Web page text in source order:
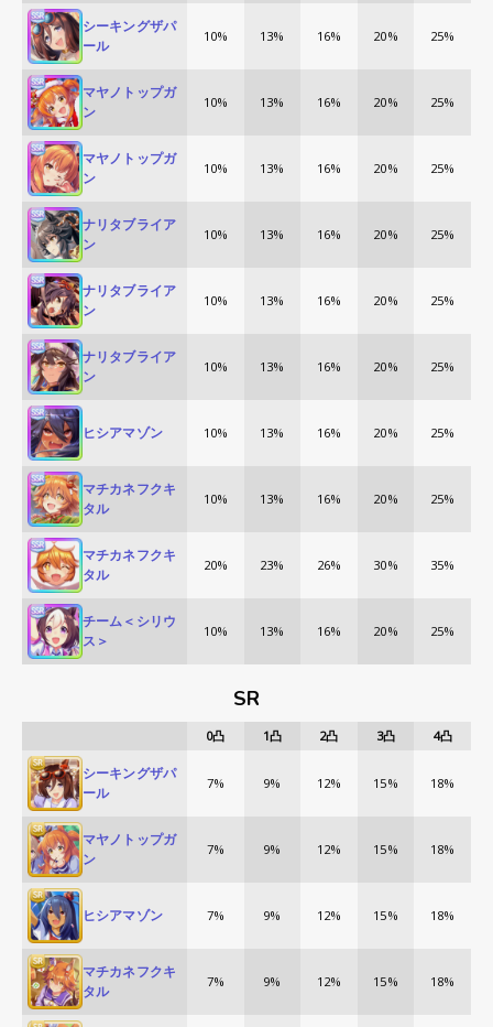
シーキングザパ
ール
10% 13% 16% 20% 25%
マヤノトップガ
ン
10% 13% 16% 20% 25%
マヤノトップガ
ン
10% 13% 16% 20% 25%
ナリタブライア
ン
10% 13% 16% 20% 25%
ナリタブライア
ン
10% 13% 16% 20% 25%
ナリタブライア
ン
10% 13% 16% 20% 25%
ヒシアマゾン 10% 13% 16% 20% 25%
マチカネフクキ
タル
10% 13% 16% 20% 25%
マチカネフクキ
タル
20% 23% 26% 30% 35%
チーム＜シリウ
ス＞
10% 13% 16% 20% 25%
SR
0凸 1凸 2凸 3凸 4凸
シーキングザパ
ール
7% 9% 12% 15% 18%
マヤノトップガ
ン
7% 9% 12% 15% 18%
ヒシアマゾン 7% 9% 12% 15% 18%
マチカネフクキ
タル
7% 9% 12% 15% 18%